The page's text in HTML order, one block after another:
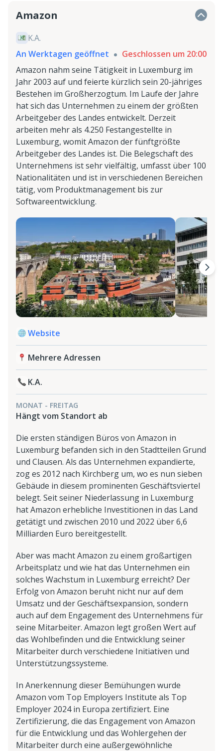
Amazon
K.A.
An Werktagen geöffnet
Geschlossen um 20:00
Amazon nahm seine Tätigkeit in Luxemburg im
Jahr 2003 auf und feierte kürzlich sein 20-jähriges
Bestehen im Großherzogtum. Im Laufe der Jahre
hat sich das Unternehmen zu einem der größten
Arbeitgeber des Landes entwickelt. Derzeit
arbeiten mehr als 4.250 Festangestellte in
Luxemburg, womit Amazon der fünftgrößte
Arbeitgeber des Landes ist. Die Belegschaft des
Unternehmens ist sehr vielfältig, umfasst über 100
Nationalitäten und ist in verschiedenen Bereichen
tätig, vom Produktmanagement bis zur
Softwareentwicklung.
Website
Mehrere Adressen
K.A.
MONAT - FREITAG
Hängt vom Standort ab
Die ersten ständigen Büros von Amazon in
Luxemburg befanden sich in den Stadtteilen Grund
und Clausen. Als das Unternehmen expandierte,
zog es 2012 nach Kirchberg um, wo es nun sieben
Gebäude in diesem prominenten Geschäftsviertel
belegt. Seit seiner Niederlassung in Luxemburg
hat Amazon erhebliche Investitionen in das Land
getätigt und zwischen 2010 und 2022 über 6,6
Milliarden Euro bereitgestellt.
Aber was macht Amazon zu einem großartigen
Arbeitsplatz und wie hat das Unternehmen ein
solches Wachstum in Luxemburg erreicht? Der
Erfolg von Amazon beruht nicht nur auf dem
Umsatz und der Geschäftsexpansion, sondern
auch auf dem Engagement des Unternehmens für
seine Mitarbeiter. Amazon legt großen Wert auf
das Wohlbefinden und die Entwicklung seiner
Mitarbeiter durch verschiedene Initiativen und
Unterstützungssysteme.
In Anerkennung dieser Bemühungen wurde
Amazon vom Top Employers Institute als Top
Employer 2024 in Europa zertifiziert. Eine
Zertifizierung, die das Engagement von Amazon
für die Entwicklung und das Wohlergehen der
Mitarbeiter durch eine außergewöhnliche